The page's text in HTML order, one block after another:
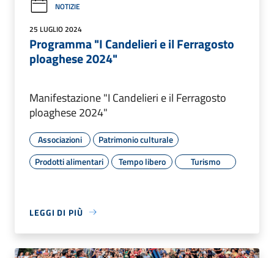
NOTIZIE
25 LUGLIO 2024
Programma "I Candelieri e il Ferragosto
ploaghese 2024"
Manifestazione "I Candelieri e il Ferragosto
ploaghese 2024"
Associazioni
Patrimonio culturale
Prodotti alimentari
Tempo libero Turismo
LEGGI DI PIÙ